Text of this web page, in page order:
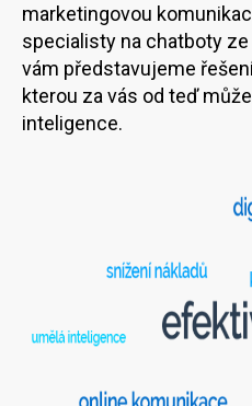
marketingovou
specialisty na chatboty
vám představujeme
kterou za vás od teď
inteligence.